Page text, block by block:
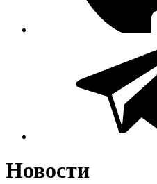
Новости